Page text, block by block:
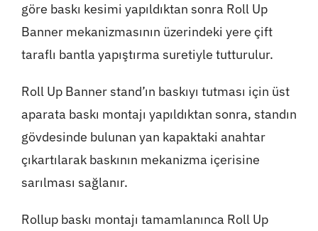
göre baskı kesimi yapıldıktan sonra Roll Up
Banner mekanizmasının üzerindeki yere çift
taraflı bantla yapıştırma suretiyle tutturulur.
Roll Up Banner stand’ın baskıyı tutması için üst
aparata baskı montajı yapıldıktan sonra, standın
gövdesinde bulunan yan kapaktaki anahtar
çıkartılarak baskının mekanizma içerisine
sarılması sağlanır.
Rollup baskı montajı tamamlanınca Roll Up